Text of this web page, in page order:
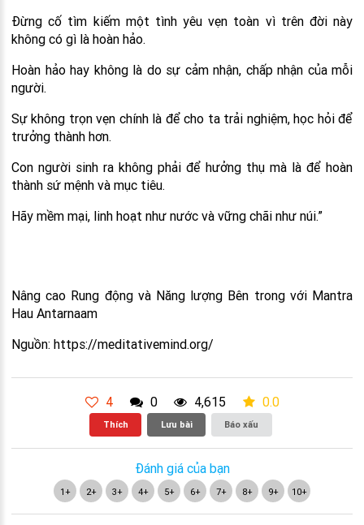
Đừng cố tìm kiếm một tình yêu vẹn toàn vì trên đời này
không có gì là hoàn hảo.
Hoàn hảo hay không là do sự cảm nhận, chấp nhận của mỗi
người.
Sự không trọn vẹn chính là để cho ta trải nghiệm, học hỏi để
trưởng thành hơn.
Con người sinh ra không phải để hưởng thụ mà là để hoàn
thành sứ mệnh và mục tiêu.
Hãy mềm mại, linh hoạt như nước và vững chãi như núi.”
Nâng cao Rung động và Năng lượng Bên trong với Mantra
Hau Antarnaam
Nguồn: https://meditativemind.org/
4 0 4,615 0.0
Thích Lưu bài Báo xấu
Đánh giá của bạn
1+ 2+ 3+ 4+ 5+ 6+ 7+ 8+ 9+ 10+